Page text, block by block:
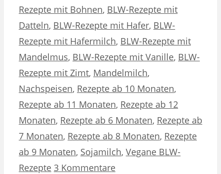
Rezepte mit Bohnen, BLW-Rezepte mit
Datteln, BLW-Rezepte mit Hafer, BLW-
Rezepte mit Hafermilch, BLW-Rezepte mit
Mandelmus, BLW-Rezepte mit Vanille, BLW-
Rezepte mit Zimt, Mandelmilch,
Nachspeisen, Rezepte ab 10 Monaten,
Rezepte ab 11 Monaten, Rezepte ab 12
Monaten, Rezepte ab 6 Monaten, Rezepte ab
7 Monaten, Rezepte ab 8 Monaten, Rezepte
ab 9 Monaten, Sojamilch, Vegane BLW-
Rezepte 3 Kommentare